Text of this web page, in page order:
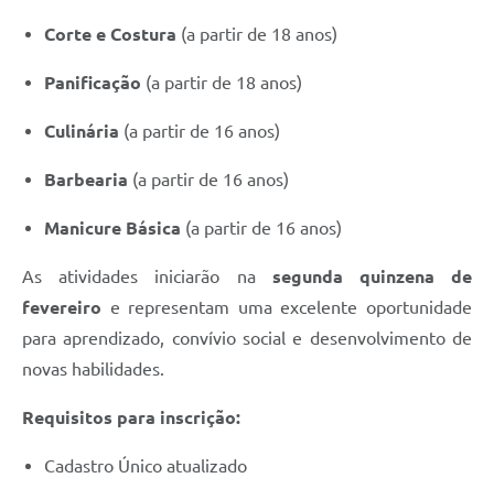
Corte e Costura (a partir de 18 anos)
Panificação (a partir de 18 anos)
Culinária (a partir de 16 anos)
Barbearia (a partir de 16 anos)
Manicure Básica (a partir de 16 anos)
As atividades iniciarão na segunda quinzena de
fevereiro e representam uma excelente oportunidade
para aprendizado, convívio social e desenvolvimento de
novas habilidades.
Requisitos para inscrição:
Cadastro Único atualizado